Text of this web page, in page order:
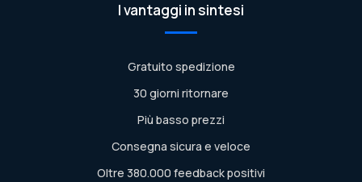
I vantaggi in sintesi
Gratuito spedizione
30 giorni ritornare
Più basso prezzi
Consegna sicura e veloce
Oltre 380.000 feedback positivi